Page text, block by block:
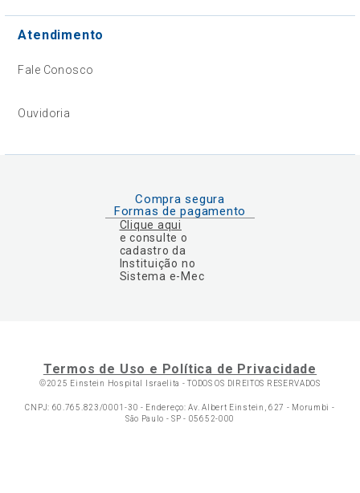
Atendimento
Fale Conosco
Ouvidoria
Compra segura
Formas de pagamento
Clique aqui
e consulte o
cadastro da
Instituição no
Sistema e-Mec
Termos de Uso e Política de Privacidade
©2025 Einstein Hospital Israelita -TODOS OS DIREITOS RESERVADOS
CNPJ: 60.765.823/0001-30 - Endereço: Av. Albert Einstein, 627 - Morumbi -
São Paulo - SP - 05652-000